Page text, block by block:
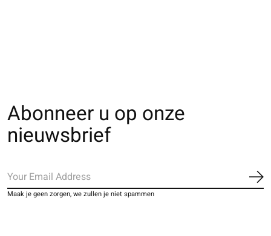
Abonneer u op onze
nieuwsbrief
Maak je geen zorgen, we zullen je niet spammen